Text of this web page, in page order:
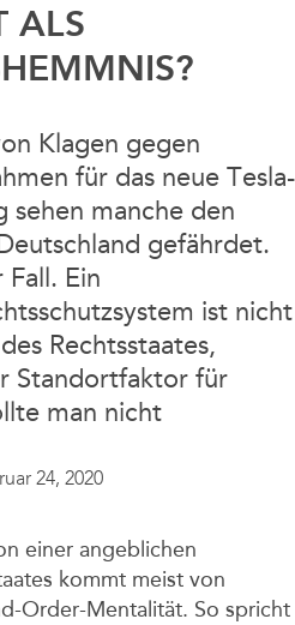
Kapitalmarkt
ALS
Klagen gegen
für das neue Tesla-
sehen manche den
gefährdet.
Ein
ist nicht
Rechtsstaates,
Standortfaktor für
man nicht
24, 2020
einer angeblichen
kommt meist von
Order-Mentalität. So spricht